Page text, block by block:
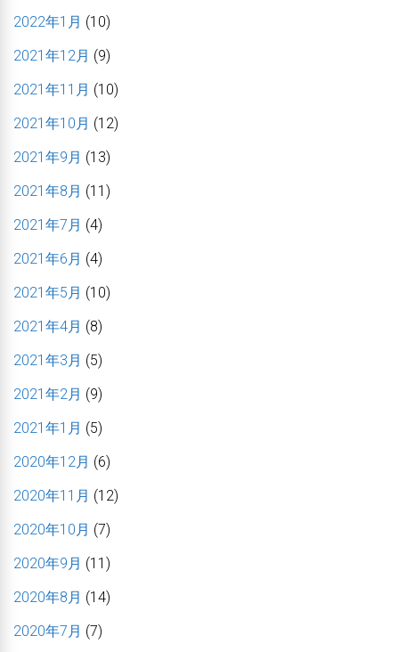
2022年1月 (10)
2021年12月 (9)
2021年11月 (10)
2021年10月 (12)
2021年9月 (13)
2021年8月 (11)
2021年7月 (4)
2021年6月 (4)
2021年5月 (10)
2021年4月 (8)
2021年3月 (5)
2021年2月 (9)
2021年1月 (5)
2020年12月 (6)
2020年11月 (12)
2020年10月 (7)
2020年9月 (11)
2020年8月 (14)
2020年7月 (7)